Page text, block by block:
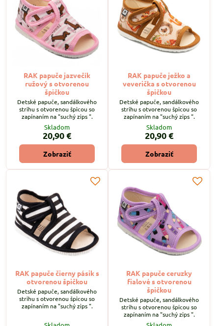
RAK papuče jazvečík
ružový s otvorenou
špičkou
Detské papuče, sandálkového
strihu s otvorenou špicou so
zapínaním na "suchý zips ".
Skladom
20,90 €
Zobraziť
RAK papuče ježko a
veverička s otvorenou
špičkou
Detské papuče, sandálkového
strihu s otvorenou špicou so
zapínaním na "suchý zips ".
Skladom
20,90 €
Zobraziť
RAK papuče čierny pásik s
otvorenou špičkou
Detské papuče, sandálkového
strihu s otvorenou špicou so
zapínaním na "suchý zips ".
RAK papuče ceruzky
fialové s otvorenou
špičkou
Detské papuče, sandálkového
strihu s otvorenou špicou so
zapínaním na "suchý zips ".